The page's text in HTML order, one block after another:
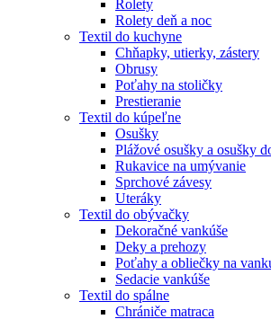
Rolety
Rolety deň a noc
Textil do kuchyne
Chňapky, utierky, zástery
Obrusy
Poťahy na stoličky
Prestieranie
Textil do kúpeľne
Osušky
Plážové osušky a osušky
Rukavice na umývanie
Sprchové závesy
Uteráky
Textil do obývačky
Dekoračné vankúše
Deky a prehozy
Poťahy a obliečky na
Sedacie vankúše
Textil do spálne
Chrániče matraca